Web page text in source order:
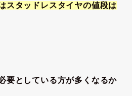
スタッドレスタイヤの値段は
要としている方が多くなるか